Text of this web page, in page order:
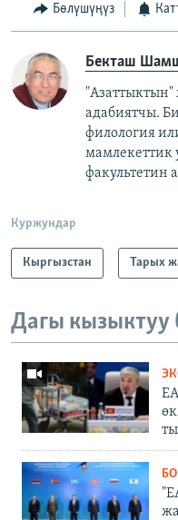
Бөлүшүңүз
Бекташ
"Азаттыктын"
адабиятчы.
филология
мамлекеттик
факультетин
Куржундар
Кыргызстан Тарых
Дагы кызыктуу